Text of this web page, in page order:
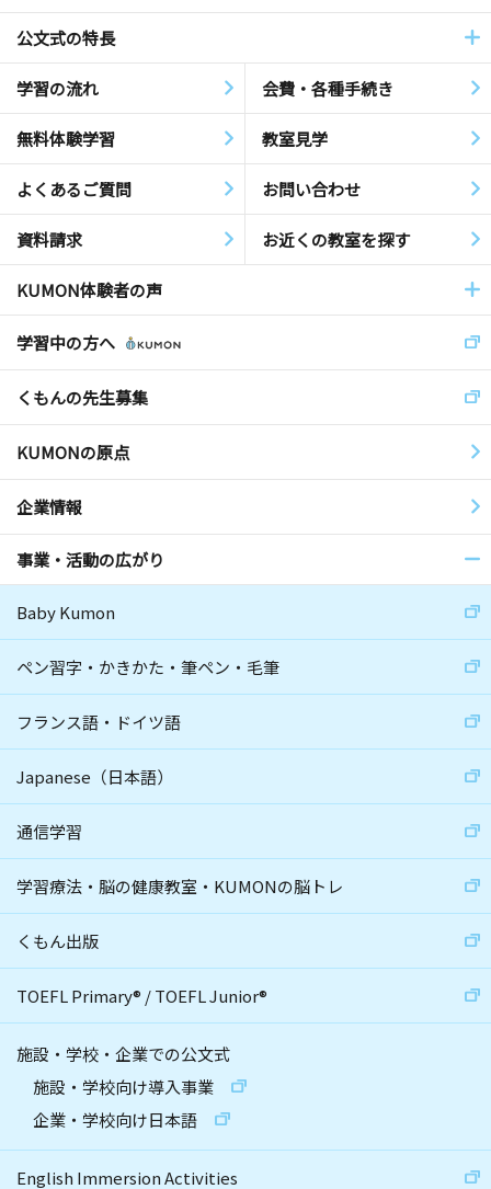
公文式の特長
学習の流れ 会費・各種手続き
無料体験学習 教室見学
よくあるご質問 お問い合わせ
資料請求 お近くの教室を探す
KUMON体験者の声
学習中の方へ
くもんの先生募集
KUMONの原点
企業情報
事業・活動の広がり
Baby Kumon
ペン習字・かきかた・筆ペン・毛筆
フランス語・ドイツ語
Japanese（日本語）
通信学習
学習療法・脳の健康教室・KUMONの脳トレ
くもん出版
TOEFL Primary® /TOEFL Junior®
施設・学校・企業での公文式
施設・学校向け導入事業
企業・学校向け日本語
English Immersion Activities